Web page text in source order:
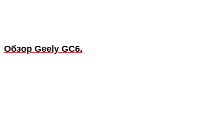
Обзор Geely GC6.